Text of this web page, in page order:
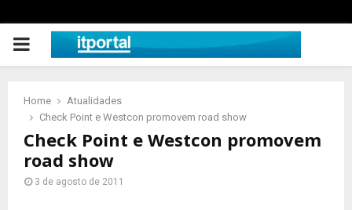
PRIMARY
Home
Atualidades
Check Point e Westcon promovem road show
Check Point e Westcon promovem
road show
3 de agosto de 2011